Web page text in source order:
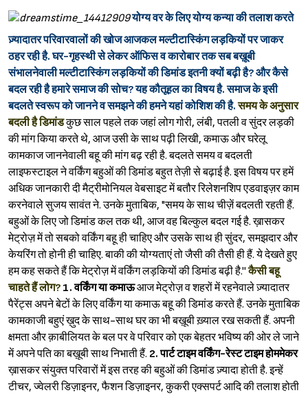
योग्य वर के लिए योग्य कन्या की तलाश करते
ज़्यादातर परिवारवालों की खोज आजकल मल्टीटास्किंग लड़कियों पर जाकर
ठहर रही है. घर-गृहस्थी से लेकर ऑफिस व कारोबार तक सब बख़ूबी
संभालनेवाली मल्टीटास्किंग लड़कियों की डिमांड इतनी क्यों बढ़ी है? और कैसे
बदल रही है हमारे समाज की सोच? यह कौतूहल का विषय है. समाज के इसी
बदलते स्वरूप को जानने व समझने की हमने यहां कोशिश की है. समय के अनुसार
बदली है डिमांडकुछ साल पहले तक जहां लोग गोरी, लंबी, पतली व सुंदर लड़की
की मांग किया करते थे, आज उसी के साथ पढ़ी लिखी, कमाऊ और घरेलू
कामकाज जाननेवाली बहू की मांग बढ़ रही है. बदलते समय व बदलती
लाइफस्टाइल ने वर्किंग बहुओं की डिमांड बहुत तेज़ी से बढ़ाई है. इस विषय पर हमें
अधिक जानकारी दी मैट्रीमोनियल वेबसाइट में बतौर रिलेशनशिप एडवाइज़र काम
करनेवाले सुजय सावंत ने. उनके मुताबिक, "समय के साथ चीज़ें बदलती रहती हैं.
बहुओं के लिए जो डिमांड कल तक थी, आज वह बिल्कुल बदल गई है. ख़ासकर
मेट्रोज़ में तो सबको वर्किंग बहू ही चाहिए और उसके साथ ही सुंदर, समझदार और
केयरिंग तो होनी ही चाहिए. बाकी की योग्यताएं तो जैसी की तैसी ही हैं. ये देखते हुए
हम कह सकते हैं कि मेट्रोज़ में वर्किंग लड़कियों की डिमांड बढ़ी है.''कैसी बहू
चाहते हैं लोग? 1. वर्किंग या कमाऊआज मेट्रोज़ व शहरों में रहनेवाले ज़्यादातर
पैरेंट्स अपने बेटों के लिए वर्किंग या कमाऊ बहू की डिमांड करते हैं. उनके मुताबिक
कामकाजी बहुएं ख़ुद के साथ-साथ घर का भी बख़ूबी ख़्याल रख सकती हैं. अपनी
क्षमता और क़ाबीलियत के बल पर वे परिवार को एक बेहतर भविष्य की ओर ले जाने
में अपने पति का बख़ूबी साथ निभाती हैं. 2. पार्ट टाइम वर्किंग-रेस्ट टाइम होममेकर
ख़ासकर संयुक्त परिवारों में इस तरह की बहुओं की डिमांड ज़्यादा होती है. इन्हें
टीचर, ज्वेलरी डिज़ाइनर, फैशन डिज़ाइनर, कुकरी एक्सपर्ट आदि की तलाश होती